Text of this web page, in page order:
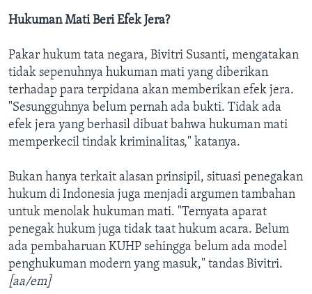
Hukuman Mati Beri Efek Jera?
Pakar hukum tata negara, Bivitri Susanti, mengatakan
tidak sepenuhnya hukuman mati yang diberikan
terhadap para terpidana akan memberikan efek jera.
"Sesungguhnya belum pernah ada bukti. Tidak ada
efek jera yang berhasil dibuat bahwa hukuman mati
memperkecil tindak kriminalitas," katanya.
Bukan hanya terkait alasan prinsipil, situasi penegakan
hukum di Indonesia juga menjadi argumen tambahan
untuk menolak hukuman mati. "Ternyata aparat
penegak hukum juga tidak taat hukum acara. Belum
ada pembaharuan KUHP sehingga belum ada model
penghukuman modern yang masuk," tandas Bivitri.
[aa/em]